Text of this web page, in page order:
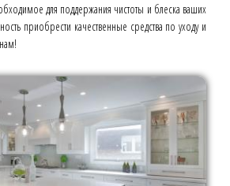
для поддержания чистоты и блеска ваших
приобрести качественные средства по уходу и